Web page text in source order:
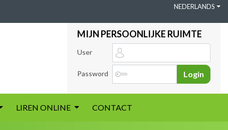
NEDERLANDS
MIJN PERSOONLIJKE RUIMTE
User
Password Login
LIREN ONLINE CONTACT